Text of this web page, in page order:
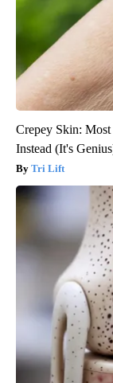
Crepey Skin:
Instead (It's
Tri Lift